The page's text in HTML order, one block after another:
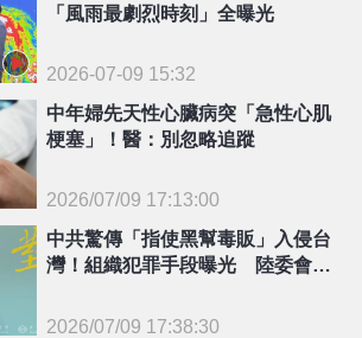
「風雨最劇烈時刻」全曝光
2026-07-09 15:32
中年婦先天性心臟病突「急性心肌
梗塞」！醫：別忽略追蹤
2026/07/09 17:13:00
中共驚傳「指使黑幫毒販」入侵台
灣！組織犯罪手段曝光 陸委會全
2026/07/09 17:38:30